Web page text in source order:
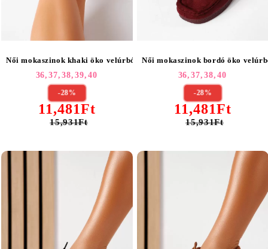
Női mokaszinok khaki öko velúrból készült Elara #25468
36, 37, 38, 39, 40
-28%
11,481Ft
15,931Ft
Női mokaszinok bordó öko
36, 37, 38, 40
-28%
11,481Ft
15,931Ft